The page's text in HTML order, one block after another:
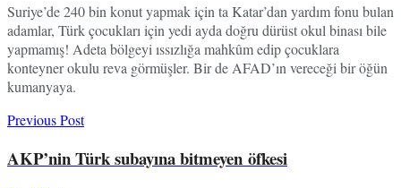
Suriye’de 240 bin konut yapmak için ta Katar’dan yardım fonu bulan
adamlar, Türk çocukları için yedi ayda doğru dürüst okul binası bile
yapmamış! Adeta bölgeyi ıssızlığa mahkûm edip çocuklara
konteyner okulu reva görmüşler. Bir de AFAD’ın vereceği bir öğün
kumanyaya.
Previous Post
AKP’nin Türk subayına bitmeyen öfkesi